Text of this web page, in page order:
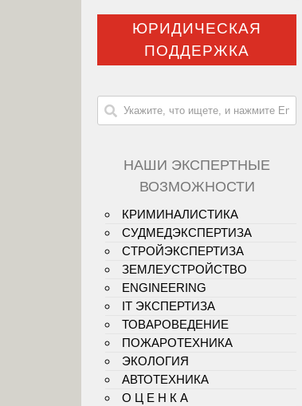
ЮРИДИЧЕСКАЯ
ПОДДЕРЖКА
НАШИ ЭКСПЕРТНЫЕ
ВОЗМОЖНОСТИ
КРИМИНАЛИСТИКА
СУДМЕДЭКСПЕРТИЗА
СТРОЙЭКСПЕРТИЗА
ЗЕМЛЕУСТРОЙСТВО
ENGINEERING
IT ЭКСПЕРТИЗА
ТОВАРОВЕДЕНИЕ
ПОЖАРОТЕХНИКА
ЭКОЛОГИЯ
АВТОТЕХНИКА
О Ц Е Н К А